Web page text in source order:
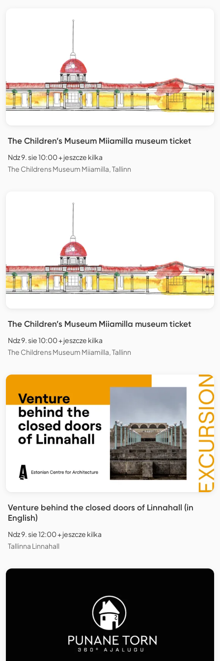
The Children’s Museum Miiamilla museum ticket
Ndz 9. sie 10:00 + jeszcze kilka
The Childrens Museum Miiamilla, Tallinn
The Children’s Museum Miiamilla museum ticket
Ndz 9. sie 10:00 + jeszcze kilka
The Childrens Museum Miiamilla, Tallinn
Venture behind the closed doors of Linnahall (in
English)
Ndz 9. sie 12:00 + jeszcze kilka
Tallinna Linnahall